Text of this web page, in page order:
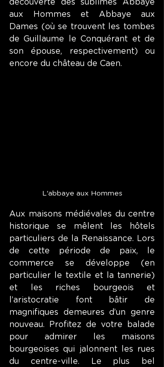
découverte des sublimes Abbaye
aux Hommes et Abbaye aux
Dames (où se trouvent les tombes
de Guillaume le Conquérant et de
son épouse, respectivement) ou
encore du château de Caen.
L'abbaye aux Hommes
Aux maisons médiévales du centre
historique se mêlent les hôtels
particuliers de la Renaissance. Lors
de cette période de paix, le
commerce se développe (en
particulier le textile et la tannerie)
et les riches bourgeois et
l’aristocratie font bâtir de
magnifiques demeures d’un genre
nouveau. Profitez de votre balade
pour admirer les maisons
bourgeoises qui jalonnent les rues
du centre-ville. Le plus bel